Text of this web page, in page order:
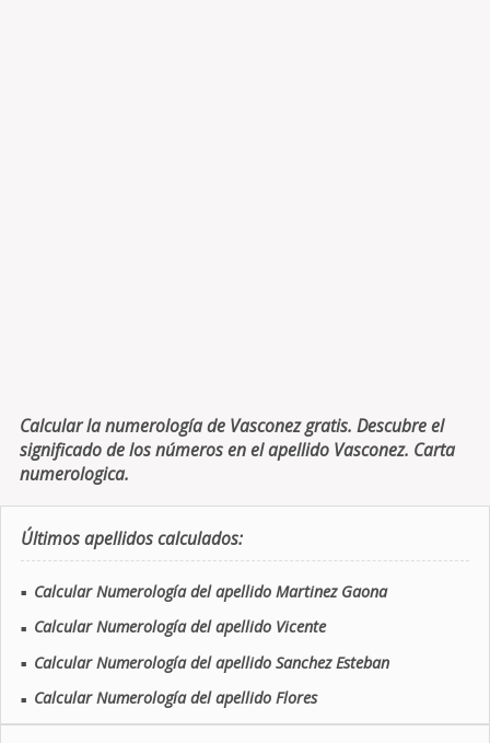
Calcular la numerología de Vasconez gratis. Descubre el
significado de los números en el apellido Vasconez. Carta
numerologica.
Últimos apellidos calculados:
■ Calcular Numerología del apellido Martinez Gaona
■ Calcular Numerología del apellido Vicente
■ Calcular Numerología del apellido Sanchez Esteban
■ Calcular Numerología del apellido Flores